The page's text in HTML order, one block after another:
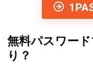
無料パスワー
り？